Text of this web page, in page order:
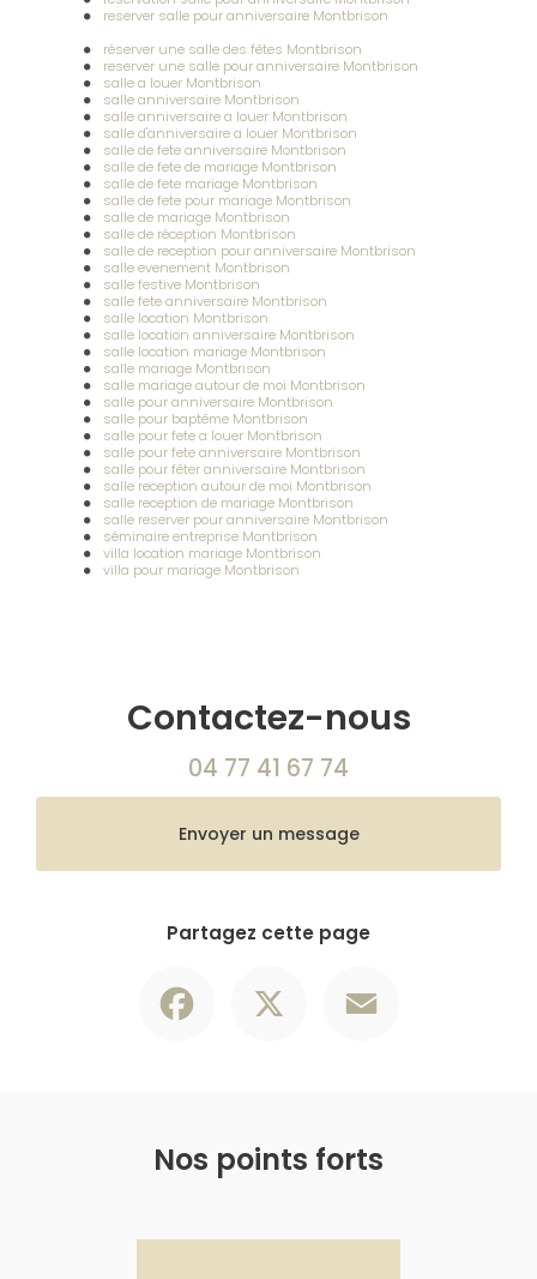
reserver salle pour anniversaire Montbrison
réserver une salle des fêtes Montbrison
reserver une salle pour anniversaire Montbrison
salle a louer Montbrison
salle anniversaire Montbrison
salle anniversaire a louer Montbrison
salle d'anniversaire a louer Montbrison
salle de fete anniversaire Montbrison
salle de fete de mariage Montbrison
salle de fete mariage Montbrison
salle de fete pour mariage Montbrison
salle de mariage Montbrison
salle de réception Montbrison
salle de reception pour anniversaire Montbrison
salle evenement Montbrison
salle festive Montbrison
salle fete anniversaire Montbrison
salle location Montbrison
salle location anniversaire Montbrison
salle location mariage Montbrison
salle mariage Montbrison
salle mariage autour de moi Montbrison
salle pour anniversaire Montbrison
salle pour baptême Montbrison
salle pour fete a louer Montbrison
salle pour fete anniversaire Montbrison
salle pour fêter anniversaire Montbrison
salle reception autour de moi Montbrison
salle reception de mariage Montbrison
salle reserver pour anniversaire Montbrison
séminaire entreprise Montbrison
villa location mariage Montbrison
villa pour mariage Montbrison
Contactez-nous
04 77 41 67 74
Envoyer un message
Partagez cette page
Nos points forts